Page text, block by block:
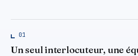
01
Un seul interlocuteur, une